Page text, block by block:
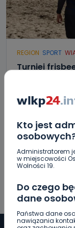
Kto jest
Administratorem
w miejscowości
Wolności 19.
Do czego
dane
Państwa dane
nawiązania
REGION SPORT
Turniej